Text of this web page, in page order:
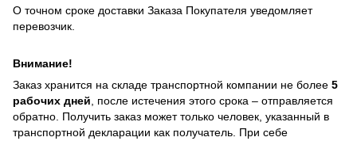
О точном сроке доставки Заказа Покупателя уведомляет
перевозчик.
Внимание!
Заказ хранится на складе транспортной компании не более 5
рабочих дней, после истечения этого срока – отправляется
обратно. Получить заказ может только человек, указанный в
транспортной декларации как получатель. При себе